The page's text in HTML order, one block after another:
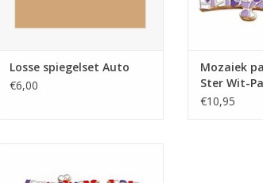
Losse spiegelset Auto
€6,00
Mozaiek
Ster Wit-
€10,95